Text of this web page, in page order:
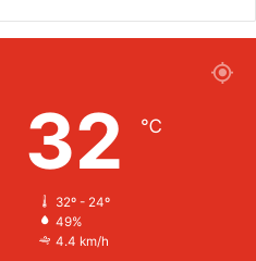
32 ℃
32º - 24º
49%
4.4 km/h